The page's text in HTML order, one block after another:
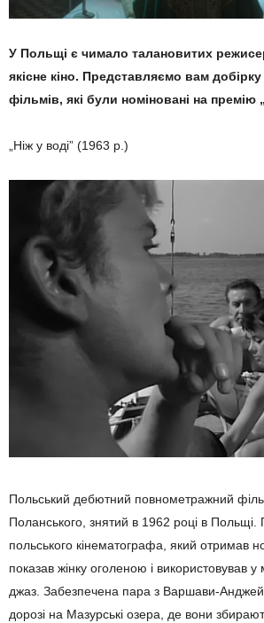
У Польщі є чимало талановитих
якісне кіно. Представляємо вам
фільмів, які були номіновані на премію
„Ніж у воді” (1963 р.)
Польський дебютний повнометражний
Поланського, знятий в 1962 році в
польського кінематографа, який отримав
показав жінку оголеною і використовував
джаз. Забезпечена пара з Варшави-
дорозі на Мазурські озера, де вони